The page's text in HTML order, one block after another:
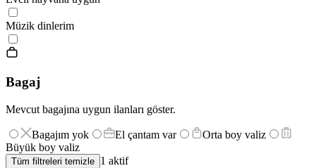
Müzik dinlerim
Bagaj
Mevcut bagajına uygun ilanları göster.
Bagajım yok El çantam var
Orta boy valiz
Büyük boy valiz
Tüm filtreleri temizle 1 aktif